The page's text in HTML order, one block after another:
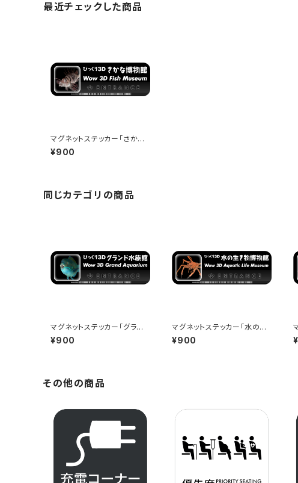
最近チェックした商品
マグネットステッカー「さかな
博物館」 - 150x50mm - Wo
w 3D Museum Entrance
¥900
同じカテゴリの商品
マグネットステッカー「グランド
水族館」 - 150x50mm - Wo
w 3D Museum Entrance
¥900
マグネットステッカー「水の生
き物博物館」 - 150x50mm -
Wow 3D Museum Entranc
¥900
その他の商品